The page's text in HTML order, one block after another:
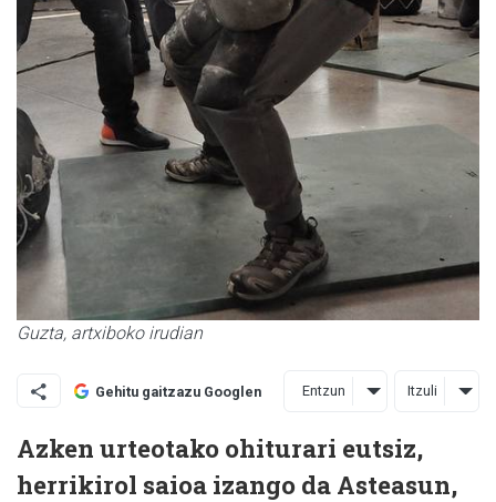
Guzta, artxiboko irudian
Gehitu gaitzazu Googlen Entzun Itzuli
Azken urteotako ohiturari eutsiz,
herrikirol saioa izango da Asteasun,